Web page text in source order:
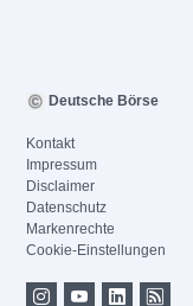
Deutsche Börse
Kontakt
Impressum
Disclaimer
Datenschutz
Markenrechte
Cookie-Einstellungen